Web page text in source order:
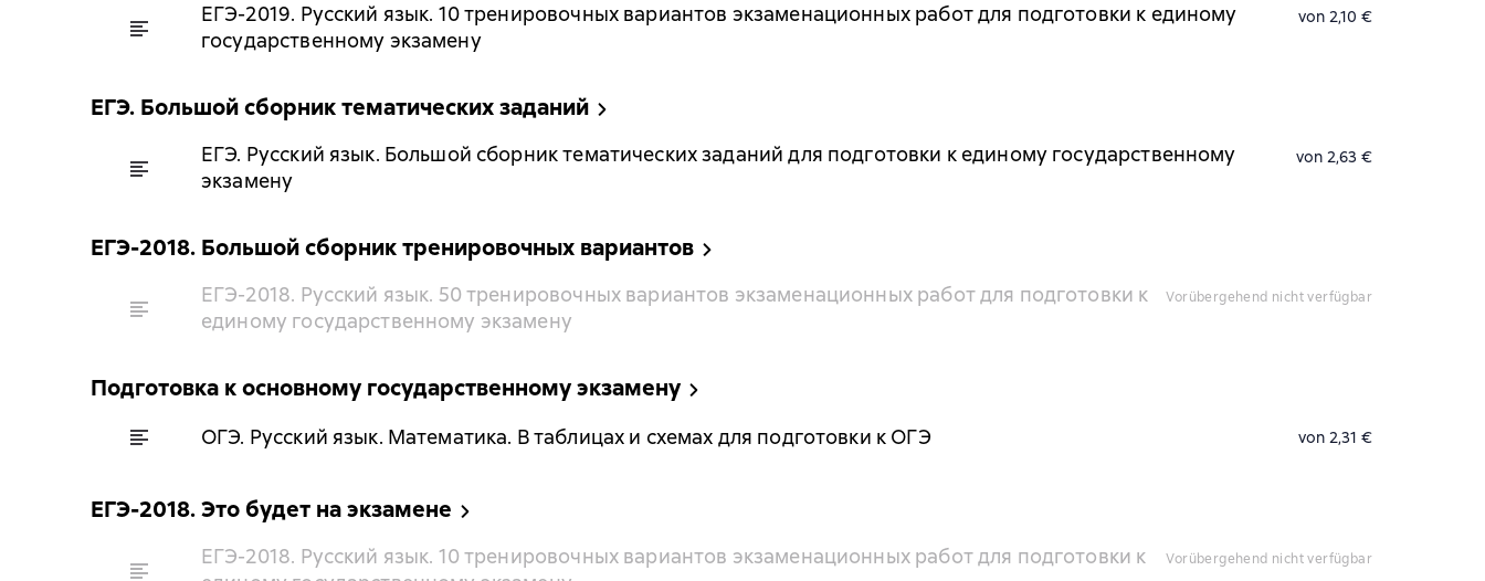
ЕГЭ-2019. Русский язык. 10 тренировочных вариантов экзаменационных работ для подготовки к единому
государственному экзамену
von 2,10 €
ЕГЭ. Большой сборник тематических заданий
ЕГЭ. Русский язык. Большой сборник тематических заданий для подготовки к единому государственному
экзамену
von 2,63 €
ЕГЭ-2018. Большой сборник тренировочных вариантов
ЕГЭ-2018. Русский язык. 50 тренировочных вариантов экзаменационных работ для подготовки к
единому государственному экзамену
vorübergehend nicht verfügbar
Подготовка к основному государственному экзамену
ОГЭ. Русский язык. Математика. В таблицах и схемах для подготовки к ОГЭ von 2,31 €
ЕГЭ-2018. Это будет на экзамене
ЕГЭ-2018. Русский язык. 10 тренировочных вариантов экзаменационных работ для подготовки к
vorübergehend nicht verfügbar